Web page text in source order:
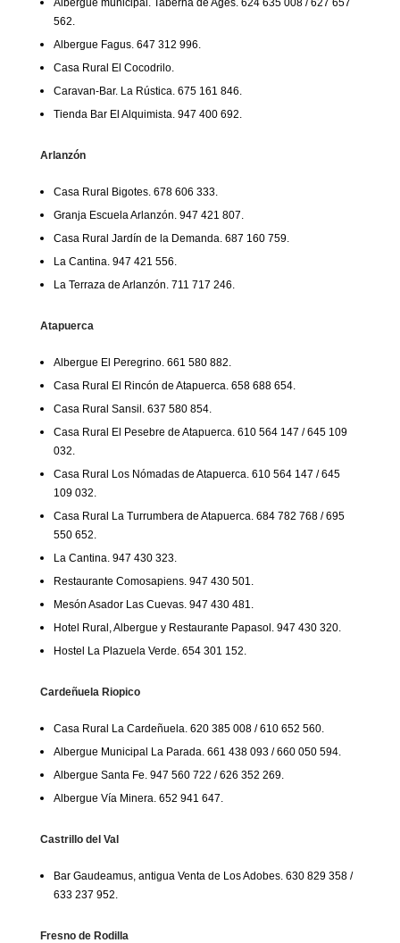
Albergue municipal. Taberna de Agés. 624 635 008 / 627 657
562.
Albergue Fagus. 647 312 996.
Casa Rural El Cocodrilo.
Caravan-Bar. La Rústica. 675 161 846.
Tienda Bar El Alquimista. 947 400 692.
Arlanzón
Casa Rural Bigotes. 678 606 333.
Granja Escuela Arlanzón. 947 421 807.
Casa Rural Jardín de la Demanda. 687 160 759.
La Cantina. 947 421 556.
La Terraza de Arlanzón. 711 717 246.
Atapuerca
Albergue El Peregrino. 661 580 882.
Casa Rural El Rincón de Atapuerca. 658 688 654.
Casa Rural Sansil. 637 580 854.
Casa Rural El Pesebre de Atapuerca. 610 564 147 / 645 109
032.
Casa Rural Los Nómadas de Atapuerca. 610 564 147 / 645
109 032.
Casa Rural La Turrumbera de Atapuerca. 684 782 768 / 695
550 652.
La Cantina. 947 430 323.
Restaurante Comosapiens. 947 430 501.
Mesón Asador Las Cuevas. 947 430 481.
Hotel Rural, Albergue y Restaurante Papasol. 947 430 320.
Hostel La Plazuela Verde. 654 301 152.
Cardeñuela Riopico
Casa Rural La Cardeñuela. 620 385 008 / 610 652 560.
Albergue Municipal La Parada. 661 438 093 / 660 050 594.
Albergue Santa Fe. 947 560 722 / 626 352 269.
Albergue Vía Minera. 652 941 647.
Castrillo del Val
Bar Gaudeamus, antigua Venta de Los Adobes. 630 829 358 /
633 237 952.
Fresno de Rodilla